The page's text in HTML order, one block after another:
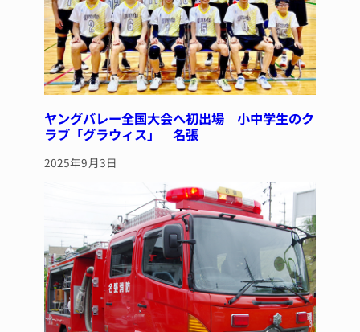
ヤングバレー全国大会へ初出場 小中学生のク
ラブ「グラウィス」 名張
2025年9月3日